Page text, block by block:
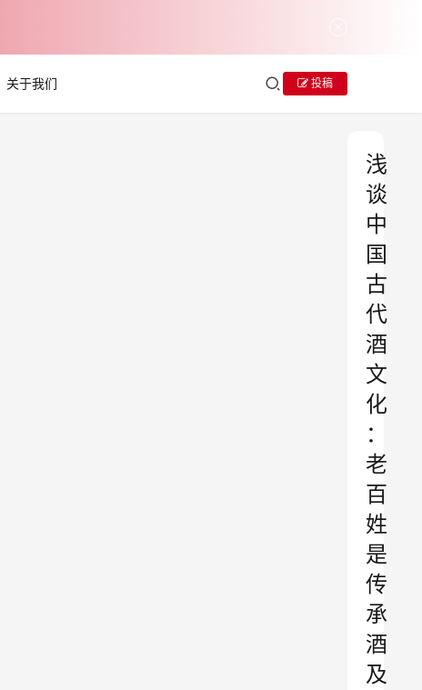
关于我们 投稿
浅
谈
中
国
古
代
酒
文
化
：
老
百
姓
是
传
承
酒
及